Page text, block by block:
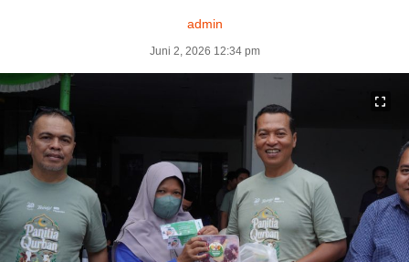
admin
Juni 2, 2026 12:34 pm